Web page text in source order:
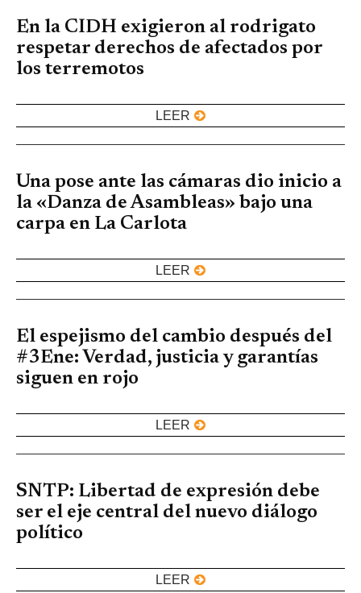
En la CIDH exigieron al rodrigato
respetar derechos de afectados por
los terremotos
LEER
Una pose ante las cámaras dio inicio a
la «Danza de Asambleas» bajo una
carpa en La Carlota
LEER
El espejismo del cambio después del
#3Ene: Verdad, justicia y garantías
siguen en rojo
LEER
SNTP: Libertad de expresión debe
ser el eje central del nuevo diálogo
político
LEER